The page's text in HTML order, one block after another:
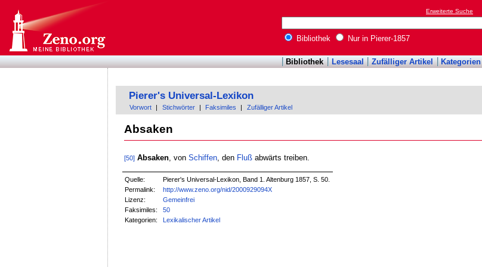
Erweiterte Suche
Bibliothek Nur in Pierer-1857
Bibliothek Lesesaal Zufälliger Artikel Kategorien
Pierer's Universal-Lexikon
Vorwort Stichwörter Faksimiles Zufälliger Artikel
Absaken
[50] Absaken, von Schiffen, den Flußabwärts treiben.
Quelle:
Pierer's Universal-Lexikon, Band 1. Altenburg 1857, S. 50.
Permalink:
http://www.zeno.org/nid/2000929094X
Lizenz:
Gemeinfrei
Faksimiles:
50
Kategorien:
Lexikalischer Artikel